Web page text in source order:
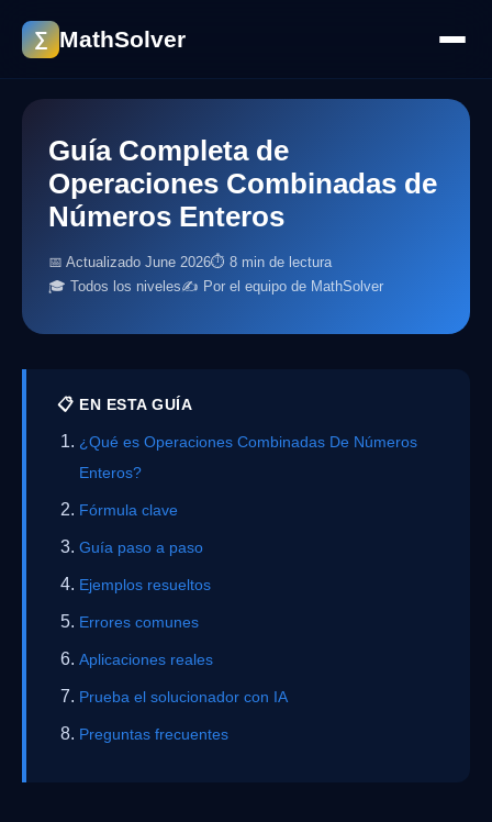
∑ MathSolver
Guía Completa de
Operaciones Combinadas de
Números Enteros
📅 Actualizado June 2026⏱ 8 min de lectura
🎓 Todos los niveles✍️ Por el equipo de MathSolver
📋 EN ESTA GUÍA
¿Qué es Operaciones Combinadas De Números
Enteros?
Fórmula clave
Guía paso a paso
Ejemplos resueltos
Errores comunes
Aplicaciones reales
Prueba el solucionador con IA
Preguntas frecuentes